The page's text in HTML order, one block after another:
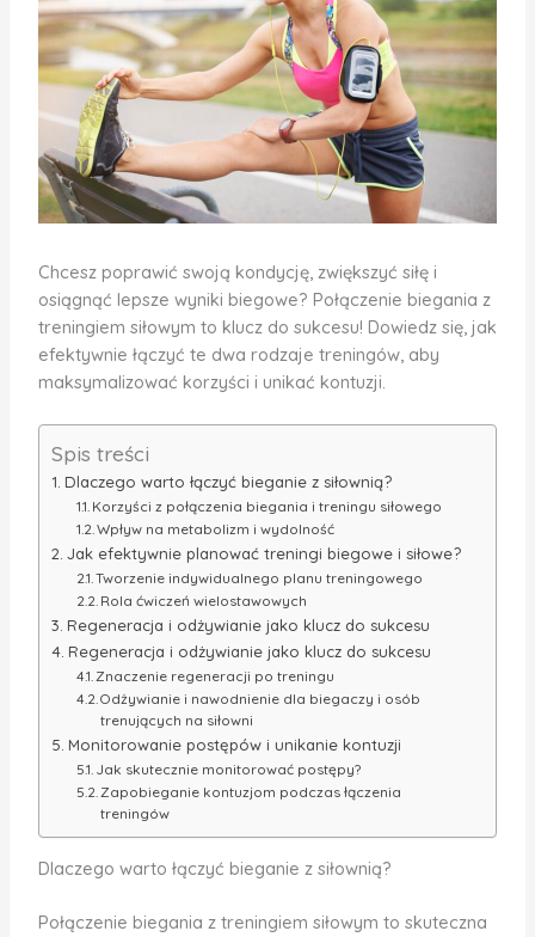
Chcesz poprawić swoją kondycję, zwiększyć siłę i
osiągnąć lepsze wyniki biegowe? Połączenie biegania z
treningiem siłowym to klucz do sukcesu! Dowiedz się, jak
efektywnie łączyć te dwa rodzaje treningów, aby
maksymalizować korzyści i unikać kontuzji.
Spis treści
Dlaczego warto łączyć bieganie z siłownią?
Korzyści z połączenia biegania i treningu siłowego
Wpływ na metabolizm i wydolność
Jak efektywnie planować treningi biegowe i siłowe?
Tworzenie indywidualnego planu treningowego
Rola ćwiczeń wielostawowych
Regeneracja i odżywianie jako klucz do sukcesu
Regeneracja i odżywianie jako klucz do sukcesu
Znaczenie regeneracji po treningu
Odżywianie i nawodnienie dla biegaczy i osób
trenujących na siłowni
Monitorowanie postępów i unikanie kontuzji
Jak skutecznie monitorować postępy?
Zapobieganie kontuzjom podczas łączenia
treningów
Dlaczego warto łączyć bieganie z siłownią?
Połączenie biegania z treningiem siłowym to skuteczna